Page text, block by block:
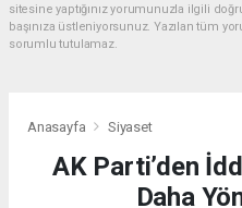
sitesine yaptığınız yorumunuzla ilgili
başınıza üstleniyorsunuz. Yazılan tüm
sorumlu tutulamaz.
Anasayfa Siyaset
AK Parti’den
Daha